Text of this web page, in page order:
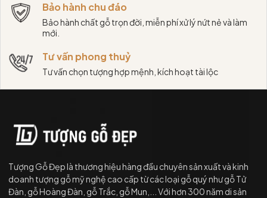
Bảo hành chu đáo
Bảo hành chất gỗ trọn đời, miễn phí xử lý nứt nẻ và làm
mới.
Tư vấn phong thuỷ
Tư vấn chọn tượng hợp mệnh, kích hoạt tài lộc
Tượng Gỗ Đẹp là thương hiệu hàng đầu chuyên sản xuất và kinh
doanh tượng gỗ mỹ nghệ cao cấp từ các loại gỗ quý như gỗ Tử
Đàn, gỗ Hoàng Đàn, gỗ Trắc, gỗ Mun,... Với hơn 300 năm di sản